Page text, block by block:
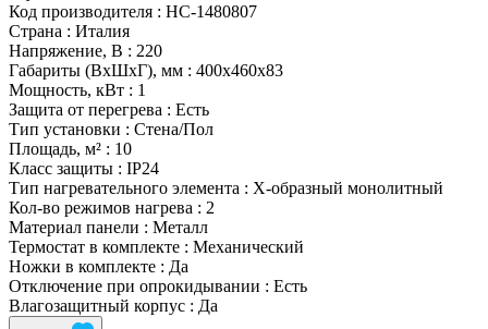
Код производителя : НС-1480807
Страна : Италия
Напряжение, В : 220
Габариты (ВхШхГ), мм : 400х460х83
Мощность, кВт : 1
Защита от перегрева : Есть
Тип установки : Стена/Пол
Площадь, м² : 10
Класс защиты : IP24
Тип нагревательного элемента : Х-образный монолитный
Кол-во режимов нагрева : 2
Материал панели : Металл
Термостат в комплекте : Механический
Ножки в комплекте : Да
Отключение при опрокидывании : Есть
Влагозащитный корпус : Да